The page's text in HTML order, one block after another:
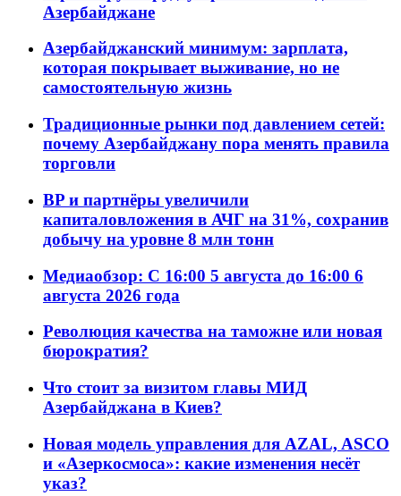
Азербайджане
Азербайджанский минимум: зарплата,
которая покрывает выживание, но не
самостоятельную жизнь
Традиционные рынки под давлением сетей:
почему Азербайджану пора менять правила
торговли
BP и партнёры увеличили
капиталовложения в АЧГ на 31%, сохранив
добычу на уровне 8 млн тонн
Медиаобзор: С 16:00 5 августа до 16:00 6
августа 2026 года
Революция качества на таможне или новая
бюрократия?
Что стоит за визитом главы МИД
Азербайджана в Киев?
Новая модель управления для AZAL, ASCO
и «Азеркосмоса»: какие изменения несёт
указ?